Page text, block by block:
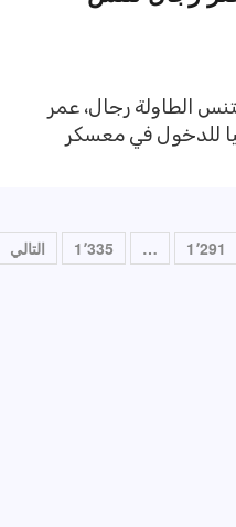
الطاولة رجال، عمر
للدخول في معسكر
1٬291 … 1٬335 التالي